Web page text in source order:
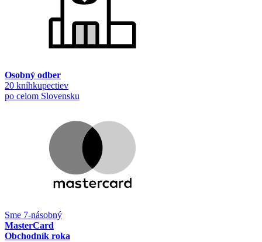
Osobný odber
20 kníhkupectiev
po celom Slovensku
Sme 7-násobný
MasterCard
Obchodník roka